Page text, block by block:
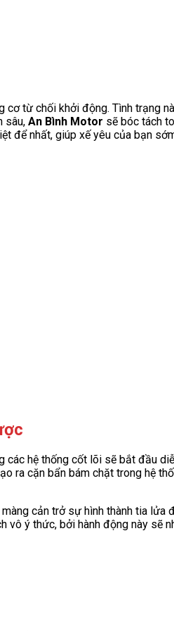
từ chối khởi động. Tình trạng
sâu, An Bình Motor sẽ bóc tách
để nhất, giúp xế yêu của bạn
hệ thống cốt lõi sẽ bắt đầu
ra cặn bẩn bám chặt trong hệ
cản trở sự hình thành tia lửa
ý thức, bởi hành động này sẽ